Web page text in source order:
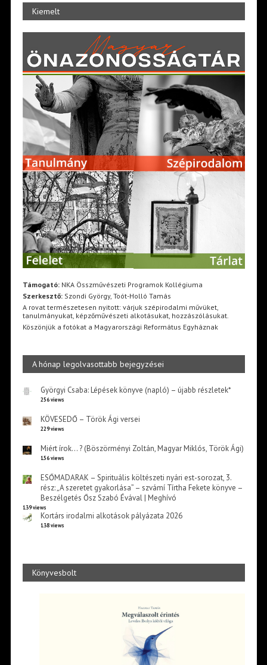
Kiemelt
Támogató:NKA Összművészeti Programok Kollégiuma
Szerkesztő:Szondi György, Toót-Holló Tamás
A rovat természetesen nyitott: várjuk szépirodalmi művüket,
tanulmányukat, képzőművészeti alkotásukat, hozzászólásukat.
Köszönjük a fotókat a Magyarországi Református Egyháznak
A hónap legolvasottabb bejegyzései
Györgyi Csaba: Lépések könyve (napló) – újabb részletek*
256 views
KÖVESEDŐ – Török Ági versei
229 views
Miért írok… ? (Böszörményi Zoltán, Magyar Miklós, Török Ági)
156 views
ESŐMADARAK – Spirituális költészeti nyári est-sorozat, 3.
rész: „A szeretet gyakorlása” – szvámí Tírtha Fekete könyve –
Beszélgetés Ősz Szabó Évával | Meghívó
139 views
Kortárs irodalmi alkotások pályázata 2026
138 views
Könyvesbolt